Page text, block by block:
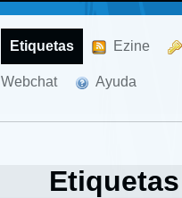
Etiquetas Ezine
Webchat Ayuda